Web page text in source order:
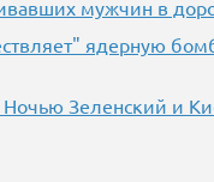
мужчин в
ядерную
Зеленский и